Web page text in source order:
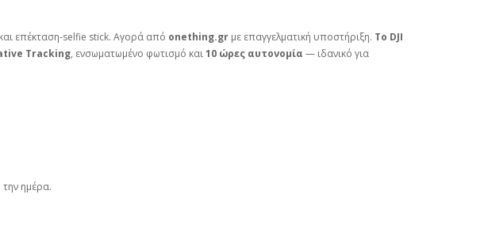
επέκταση‑selfie stick. Αγορά από onething.gr με επαγγελματική υποστήριξη. Το DJI
Tracking, ενσωματωμένο φωτισμό και10 ώρες αυτονομία — ιδανικό για
την ημέρα.